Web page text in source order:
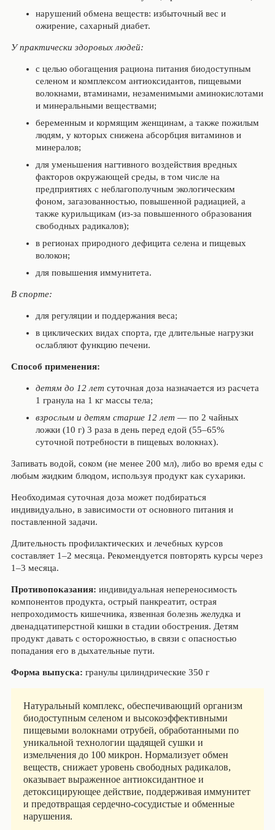
нарушений обмена веществ: избыточный вес и
ожирение, сахарный диабет.
У практически здоровых людей:
с целью обогащения рациона питания биодоступным
селеном и комплексом антиоксидантов, пищевыми
волокнами, втаминами, незаменимыми аминокислотами
и минеральными веществами;
беременным и кормящим женщинам, а также пожилым
людям, у которых снижена абсорбция витаминов и
минералов;
для уменьшения нагтивного воздействия вредных
факторов окружающей среды, в том числе на
предприятиях с неблагополучным экологическим
фоном, загазованностью, повышенной радиацией, а
также курильщикам (из-за повышенного образования
свободных радикалов);
в регионах природного дефицита селена и пищевых
волокон;
для повышения иммунитета.
В спорте:
для регуляции и поддержания веса;
в циклических видах спорта, где длительные нагрузки
ослабляют функцию печени.
Способ применения:
детям до 12 лет суточная доза назначается из расчета
1 гранула на 1 кг массы тела;
взрослым и детям старше 12 лет — по 2 чайных
ложки (10 г) 3 раза в день перед едой (55–65%
суточной потребности в пищевых волокнах).
Запивать водой, соком (не менее 200 мл), либо во время еды с
любым жидким блюдом, используя продукт как сухарики.
Необходимая суточная доза может подбираться
индивидуально, в зависимости от основного питания и
поставленной задачи.
Длительность профилактических и лечебных курсов
составляет 1–2 месяца. Рекомендуется повторять курсы через
1–3 месяца.
Противопоказания: индивидуальная непереносимость
компонентов продукта, острый панкреатит, острая
непроходимость кишечника, язвенная болезнь желудка и
двенадцатиперстной кишки в стадии обострения. Детям
продукт давать с осторожностью, в связи с опасностью
попадания его в дыхательные пути.
Форма выпуска: гранулы цилиндрические 350 г
Натуральный комплекс, обеспечивающий организм
биодоступным селеном и высокоэффективными
пищевыми волокнами отрубей, обработанными по
уникальной технологии щадящей сушки и
измельчения до 100 микрон. Нормализует обмен
веществ, снижает уровень свободных радикалов,
оказывает выраженное антиоксидантное и
детоксицирующее действие, поддерживая иммунитет
и предотвращая сердечно-сосудистые и обменные
нарушения.